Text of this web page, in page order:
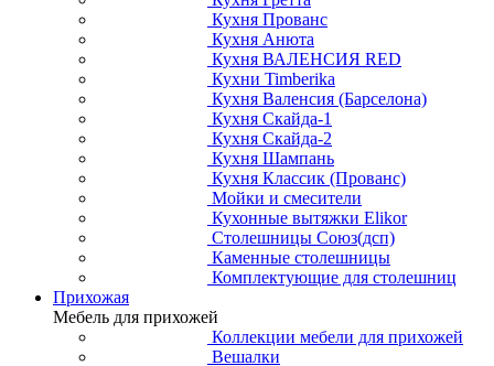
Кухня Прованс
Кухня Анюта
Кухня ВАЛЕНСИЯ RED
Кухни Timberika
Кухня Валенсия (Барселона)
Кухня Скайда-1
Кухня Скайда-2
Кухня Шампань
Кухня Классик (Прованс)
Мойки и смесители
Кухонные вытяжки Elikor
Столешницы Союз(дсп)
Каменные столешницы
Комплектующие для столешниц
Прихожая
Мебель для прихожей
Коллекции мебели для прихожей
Вешалки